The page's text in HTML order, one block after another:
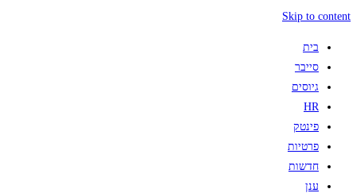
Skip to content
בית
סייבר
גיוסים
HR
פינטק
פרטיות
חדשות
ענן